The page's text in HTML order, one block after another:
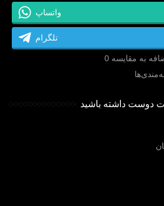
واتساپ
تلگرام
به مقایسه 0
دوست داشته باشید